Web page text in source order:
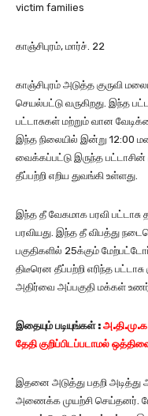
victim families
காஞ்சிபுரம், மார்ச். 22
காஞ்சிபுரம் அடுத்த குருவி
செயல்பட்டு வருகிறது. இந்த
பட்டாசுகள் மற்றும் வான
இந்த நிலையில் இன்று 12:00
வைக்கப்பட்டு இருந்த
தீப்பற்றி எறிய துவங்கி உள்ளது.
இந்த தீ வேகமாக பரவி பட்டாசு
பரவியது. இந்த தீ விபத்து
பகுதிகளில் 25க்கும்
திடீரென தீப்பற்றி எரிந்த
அதிர்வை அப்பகுதி மக்கள்
இதையும் படியுங்கள் :
தேதி குறிப்பிடப்படாமல்
இதனை அடுத்து பதறி அடித்து
அணைக்க முயற்சி செய்தனர்.